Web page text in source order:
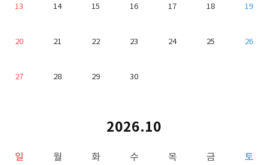
13 14 15 16 17 18 19
20 21 22 23 24 25 26
27 28 29 30
2026.10
일 월 화 수 목 금 토